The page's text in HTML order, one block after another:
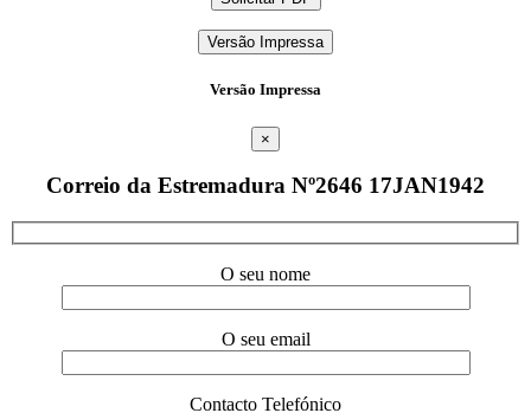
Versão Impressa
Versão Impressa
×
Correio da Estremadura Nº2646 17JAN1942
O seu nome
O seu email
Contacto Telefónico